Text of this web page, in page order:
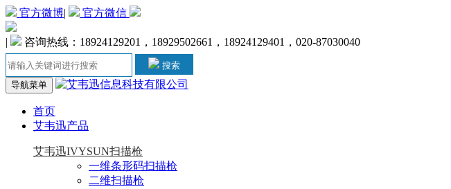
官方微博| 官方微信
| 咨询热线：18924129201，18929502661，18924129401，020-87030040
搜索
导航菜单
首页
艾韦迅产品
艾韦迅IVYSUN扫描枪
一维条形码扫描枪
二维扫描枪